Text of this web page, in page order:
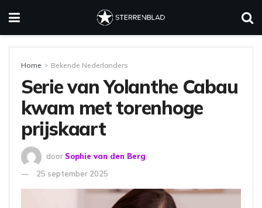
Home Bekende Nederlanders
Serie van Yolanthe Cabau
kwam met torenhoge
prijskaart
door Sophie van den Berg
25 september 2025